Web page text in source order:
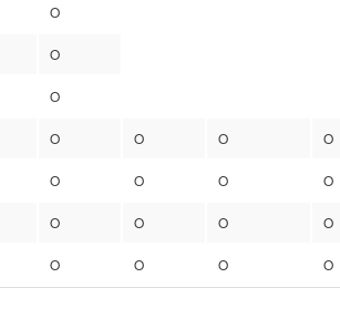
O
O
O
O O O O
O O O O
O O O O
O O O O